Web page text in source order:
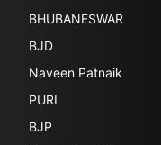
BHUBANESWAR
BJD
Naveen Patnaik
PURI
BJP